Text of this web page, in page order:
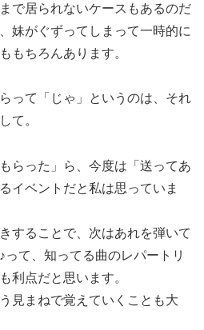
で居られないケースもあるのだ
妹がぐずってしまって一時的に
もちろんあります。
って「じゃ」というのは、それ
て。
らった」ら、今度は「送ってあ
イベントだと私は思っていま
することで、次はあれを弾いて
て、知ってる曲のレパートリ
利点だと思います。
見まねで覚えていくことも大